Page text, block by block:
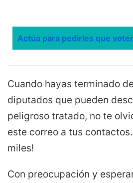
Actúa para pedirles que
Cuando hayas terminado
diputados que pueden
peligroso tratado, no te
este correo a tus
miles!
Con preocupación y